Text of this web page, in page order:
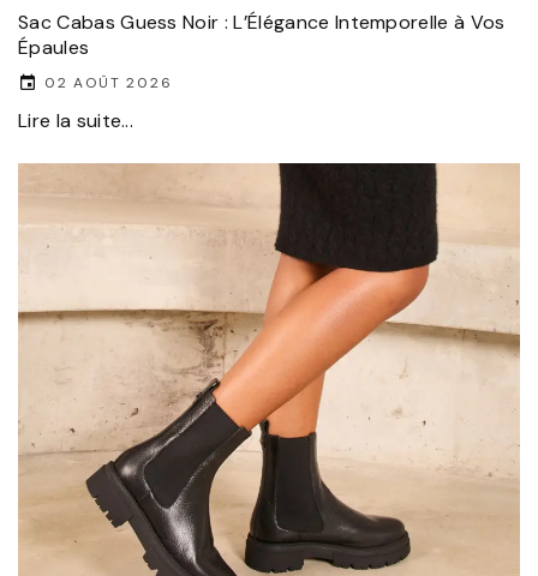
Sac Cabas Guess Noir : L’Élégance Intemporelle à Vos
Épaules
02 AOÛT 2026
Lire la suite...